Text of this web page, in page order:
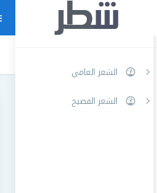
الشعر العامي
الشعر الفصيح